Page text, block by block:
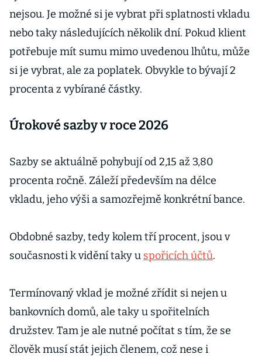
nejsou. Je možné si je vybrat při splatnosti vkladu
nebo taky následujících několik dní. Pokud klient
potřebuje mít sumu mimo uvedenou lhůtu, může
si je vybrat, ale za poplatek. Obvykle to bývají 2
procenta z vybírané částky.
Úrokové sazby v roce 2026
Sazby se aktuálně pohybují od 2,15 až 3,80
procenta ročně. Záleží především na délce
vkladu, jeho výši a samozřejmě konkrétní bance.
Obdobné sazby, tedy kolem tří procent, jsou v
současnosti k vidění taky u spořicích účtů.
Termínovaný vklad je možné zřídit si nejen u
bankovních domů, ale taky u spořitelních
družstev. Tam je ale nutné počítat s tím, že se
člověk musí stát jejich členem, což nese i